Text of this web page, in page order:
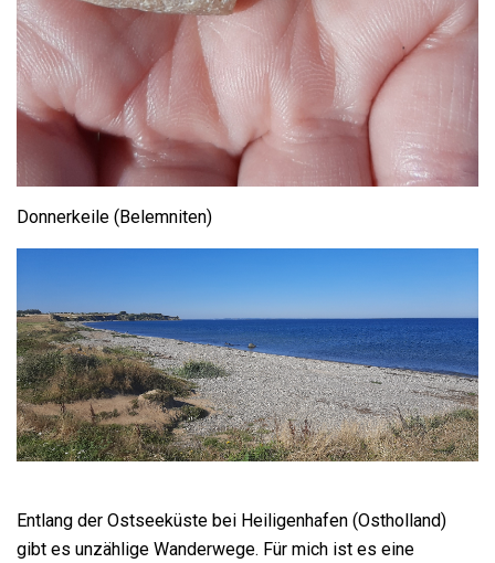
Donnerkeile (Belemniten)
Entlang der Ostseeküste bei Heiligenhafen (Ostholland)
gibt es unzählige Wanderwege. Für mich ist es eine